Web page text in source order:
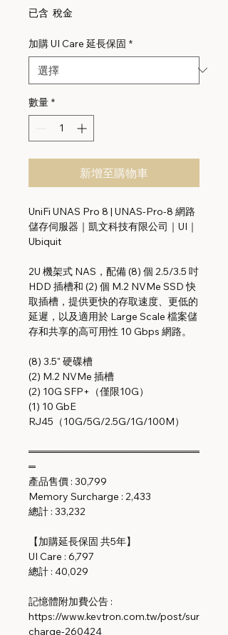
已含 稅金
加購 UI Care 延長保固 *
數量 *
新增至購物車
UniFi UNAS Pro 8 | UNAS-Pro-8 網路
儲存伺服器｜凱文科技有限公司｜UI｜
Ubiquit
2U 機架式 NAS，配備 (8) 個 2.5/3.5 吋
HDD 插槽和 (2) 個 M.2 NVMe SSD 快
取插槽，提供更快的存取速度、更低的
延遲，以及適用於 Large Scale 檔案儲
存和共享的高可用性 10 Gbps 網路。
(8) 3.5" 硬碟槽
(2) M.2 NVMe 插槽
(2) 10G SFP+（僅限10G）
(1) 10 GbE
RJ45（10G/5G/2.5G/1G/100M）
════════════════════════
═
產品售價 : 30,799
Memory Surcharge : 2,433
總計 : 33,232
【加購延長保固 共5年】
UI Care : 6,797
總計 : 40,029
記憶體附加費公告 :
https://www.kevtron.com.tw/post/sur
charge-260424